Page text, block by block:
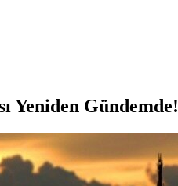
Yeniden Gündemde!